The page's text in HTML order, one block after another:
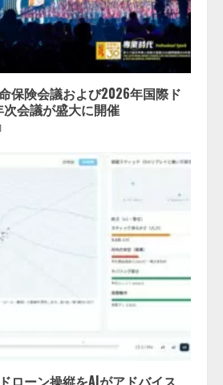
2026年企業のAI導入・活用に関
る調査】AIを組織として導入で
ている企業は26.8％。AI導入企
の68.0％が、自社でのAI導入・
用は「上手くいっている」と回
2026/08/07/13:53:50
保険会議および2026年国際ド
次会議が盛大に開催
ローン操縦をAIがアドバイス